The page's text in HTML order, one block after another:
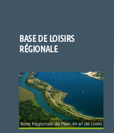
BASE DE LOISIRS
RÉGIONALE